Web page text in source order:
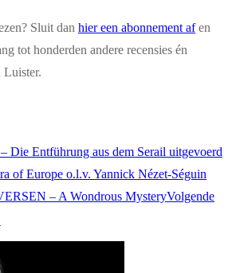
Sluit dan hier een abonnement afen
tot honderden andere recensies én
Luister.
Die Entführung aus dem Serail uitgevoerd
of Europe o.l.v. Yannick Nézet-Séguin
– A Wondrous MysteryVolgende